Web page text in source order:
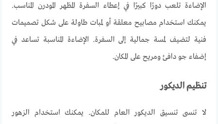
الإضاءة تلعب دورًا كبيرًا في إعطاء السفرة المظهر المودرن المناسب.
يمكنك استخدام مصابيح معلقة أو لمبات طاولة على شكل تصميمات
فنية لتضيف لمسة جمالية إلى السفرة. الإضاءة المناسبة تساعد في
إضفاء جو دافئ ومريح على المكان.
تنظيم الديكور
لا تنسى تنسيق الديكور العام للمكان. يمكنك استخدام الزهور